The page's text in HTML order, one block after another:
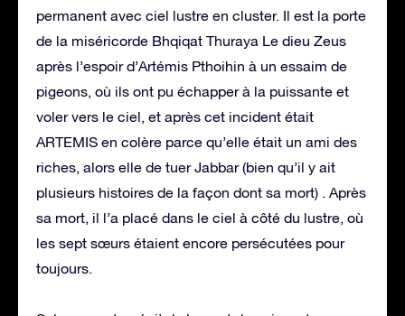
permanent avec ciel lustre en cluster. Il est la porte
de la miséricorde Bhqiqat Thuraya Le dieu Zeus
après l’espoir d’Artémis Pthoihin à un essaim de
pigeons, où ils ont pu échapper à la puissante et
voler vers le ciel, et après cet incident était
ARTEMIS en colère parce qu’elle était un ami des
riches, alors elle de tuer Jabbar (bien qu’il y ait
plusieurs histoires de la façon dont sa mort) . Après
sa mort, il l’a placé dans le ciel à côté du lustre, où
les sept sœurs étaient encore persécutées pour
toujours.